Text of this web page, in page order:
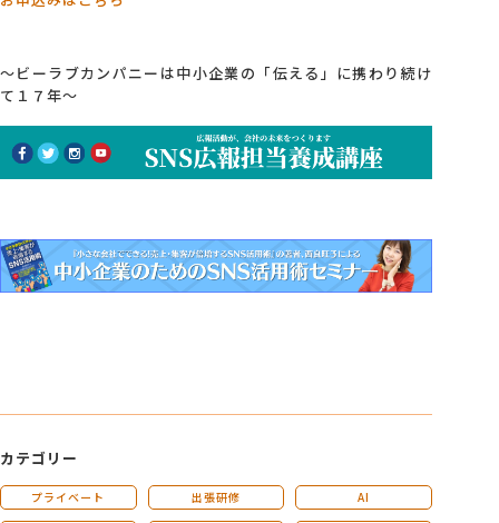
～ビーラブカンパニーは中小企業の「伝える」に携わり続け
て１７年～
カテゴリー
プライベート 出張研修 AI